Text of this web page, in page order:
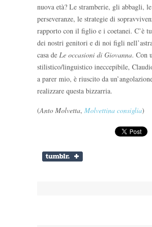
nuova età? Le stramberie, gli abbagli, le
perseveranze, le strategie di
rapporto con il figlio e i coetanei. C’è
dei nostri genitori e di noi figli
casa de Le occasioni di Giovanna. Con
stilistico/linguistico ineccepibile,
a parer mio, è riuscito da
realizzare questa bizzarria.
(Anto Molvetta, Molvettina consiglia)